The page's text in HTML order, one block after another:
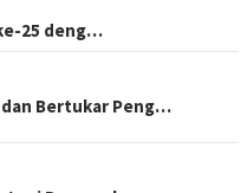
25 deng…
dan Bertukar Peng…